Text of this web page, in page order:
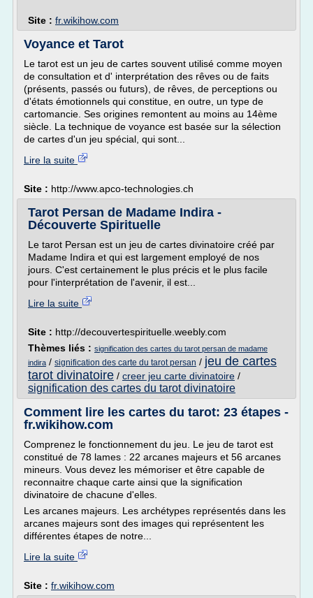
Site : fr.wikihow.com
Voyance et Tarot
Le tarot est un jeu de cartes souvent utilisé comme moyen
de consultation et d' interprétation des rêves ou de faits
(présents, passés ou futurs), de rêves, de perceptions ou
d'états émotionnels qui constitue, en outre, un type de
cartomancie. Ses origines remontent au moins au 14ème
siècle. La technique de voyance est basée sur la sélection
de cartes d'un jeu spécial, qui sont...
Lire la suite
Site : http://www.apco-technologies.ch
Tarot Persan de Madame Indira -
Découverte Spirituelle
Le tarot Persan est un jeu de cartes divinatoire créé par
Madame Indira et qui est largement employé de nos
jours. C'est certainement le plus précis et le plus facile
pour l'interprétation de l'avenir, il est...
Lire la suite
Site : http://decouvertespirituelle.weebly.com
Thèmes liés : signification des cartes du tarot persan de madame
indira / signification des carte du tarot persan / jeu de cartes
tarot divinatoire / creer jeu carte divinatoire /
signification des cartes du tarot divinatoire
Comment lire les cartes du tarot: 23 étapes -
fr.wikihow.com
Comprenez le fonctionnement du jeu. Le jeu de tarot est
constitué de 78 lames : 22 arcanes majeurs et 56 arcanes
mineurs. Vous devez les mémoriser et être capable de
reconnaitre chaque carte ainsi que la signification
divinatoire de chacune d'elles.
Les arcanes majeurs. Les archétypes représentés dans les
arcanes majeurs sont des images qui représentent les
différentes étapes de notre...
Lire la suite
Site : fr.wikihow.com